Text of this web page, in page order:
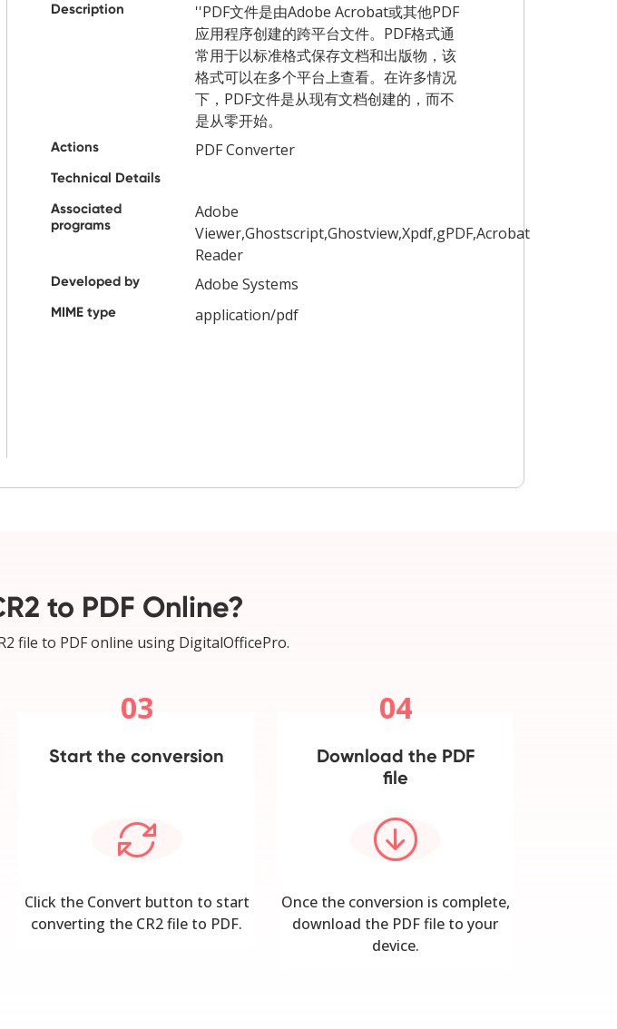
Description
''PDF文件是由Adobe Acrobat或其他PDF
应用程序创建的跨平台文件。PDF格式通
常用于以标准格式保存文档和出版物，该
格式可以在多个平台上查看。在许多情况
下，PDF文件是从现有文档创建的，而不
是从零开始。
Actions PDF Converter
Technical Details
Associated
programs
Adobe
Viewer,Ghostscript,Ghostview,Xpdf,gPDF,Acrobat
Reader
Developed by Adobe Systems
MIME type application/pdf
to PDF Online?
file to PDF online using DigitalOfficePro.
03
Start the conversion
Click the Convert button to start
converting the CR2 file to PDF.
04
Download the PDF
file
Once the conversion is complete,
download the PDF file to your
device.